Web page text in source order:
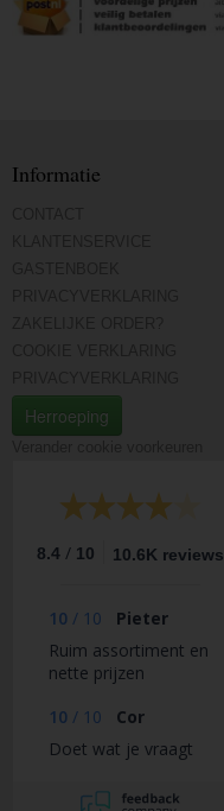
Informatie
Herroeping
8.4 / 10 10.6K reviews
10 / 10
Pieter
Ruim assortiment en
nette prijzen
10 / 10
Cor
Doet wat je vraagt